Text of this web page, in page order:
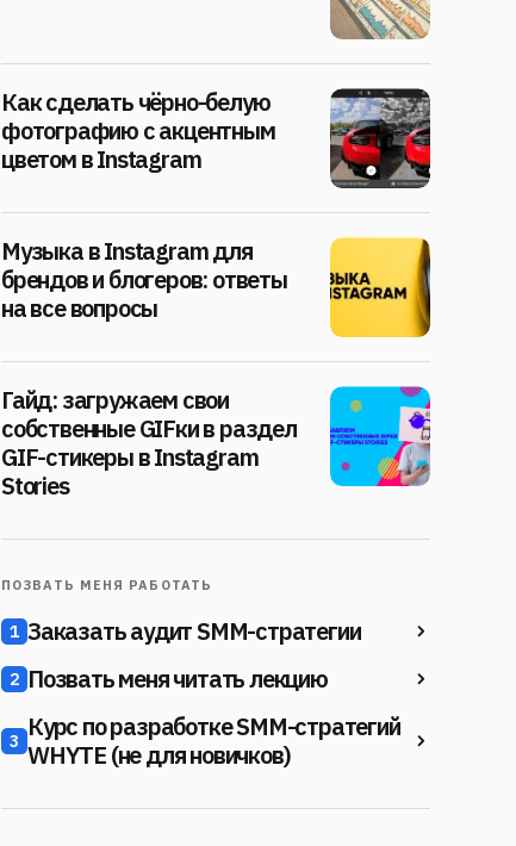
Как сделать чёрно-белую
фотографию с акцентным
цветом в Instagram
Музыка в Instagram для
брендов и блогеров: ответы
на все вопросы
Гайд: загружаем свои
собственные GIFки в раздел
GIF-стикеры в Instagram
Stories
ПОЗВАТЬ МЕНЯ РАБОТАТЬ
1 Заказать аудит SMM-стратегии
2 Позвать меня читать лекцию
3 Курс по разработке SMM-стратегий
WHYTE (не для новичков)